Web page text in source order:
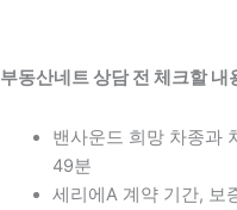
부동산네트 상담 전 체크할
밴사운드 희망 차종과
49분
세리에A 계약 기간, 보